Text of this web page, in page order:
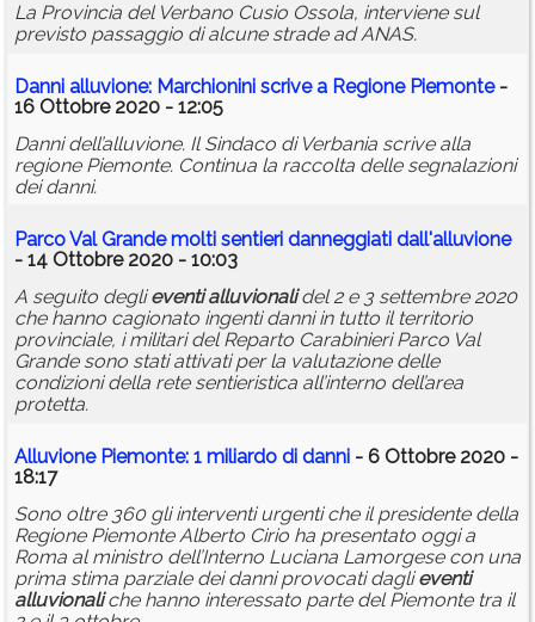
La Provincia del Verbano Cusio Ossola, interviene sul
previsto passaggio di alcune strade ad ANAS.
Danni alluvione: Marchionini scrive a Regione Piemonte-
16 Ottobre 2020 - 12:05
Danni dell’alluvione. Il Sindaco di Verbania scrive alla
regione Piemonte. Continua la raccolta delle segnalazioni
dei danni.
Parco Val Grande molti sentieri danneggiati dall'alluvione
- 14 Ottobre 2020 - 10:03
A seguito deglieventi alluvionalidel 2 e 3 settembre 2020
che hanno cagionato ingenti danni in tutto il territorio
provinciale, i militari del Reparto Carabinieri Parco Val
Grande sono stati attivati per la valutazione delle
condizioni della rete sentieristica all’interno dell’area
protetta.
Alluvione Piemonte: 1 miliardo di danni - 6 Ottobre 2020 -
18:17
Sono oltre 360 gli interventi urgenti che il presidente della
Regione Piemonte Alberto Cirio ha presentato oggi a
Roma al ministro dell’Interno Luciana Lamorgese con una
prima stima parziale dei danni provocati daglieventi
alluvionaliche hanno interessato parte del Piemonte tra il